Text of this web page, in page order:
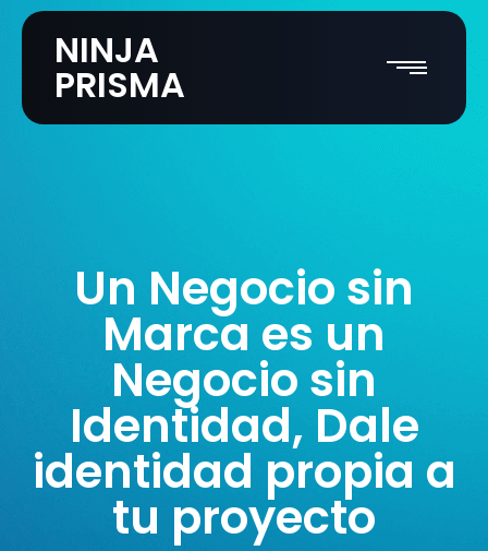
NINJA
PRISMA
Un Negocio sin
Marca es un
Negocio sin
Identidad, Dale
identidad propia a
tu proyecto